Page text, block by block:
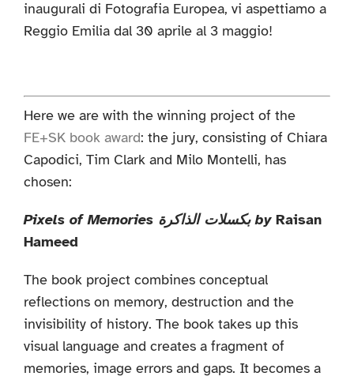
inaugurali di Fotografia Europea, vi aspettiamo a
Reggio Emilia dal 30 aprile al 3 maggio!
Here we are with the winning project of the
FE+SK book award: the jury, consisting of Chiara
Capodici, Tim Clark and Milo Montelli, has
chosen:
Pixels of Memories بكسلات الذاكرة byRaisan
Hameed
The book project combines conceptual
reflections on memory, destruction and the
invisibility of history. The book takes up this
visual language and creates a fragment of
memories, image errors and gaps. It becomes a